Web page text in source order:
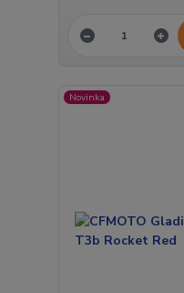
Novinka